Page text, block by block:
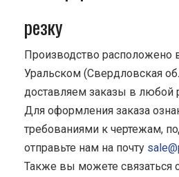
резку
Производство расположено
Уральском (Свердловская
доставляем заказы в любой
Для оформления заказа
требованиями к чертежам,
отправьте нам на почту
Также вы можете связаться